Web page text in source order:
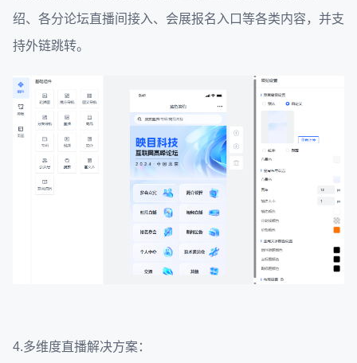
绍、各分论坛直播间接入、会展报名入口等各类内容，并支
持外链跳转。
4.多维度直播解决方案：